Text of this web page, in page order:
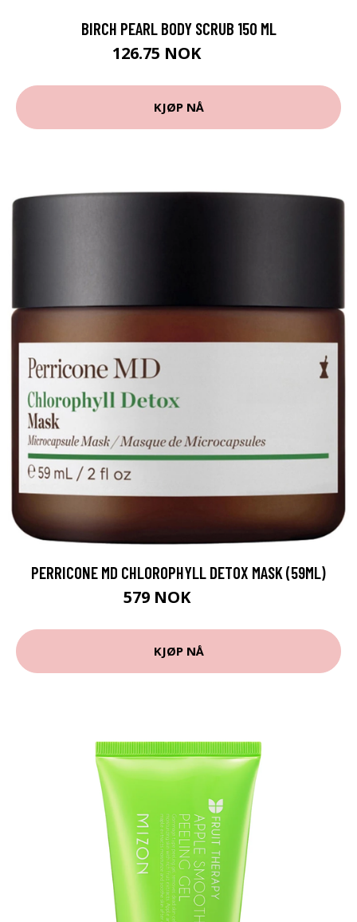
BIRCH PEARL BODY SCRUB 150 ML
126.75 NOK
KJØP NÅ
PERRICONE MD CHLOROPHYLL DETOX MASK (59ML)
579 NOK
KJØP NÅ